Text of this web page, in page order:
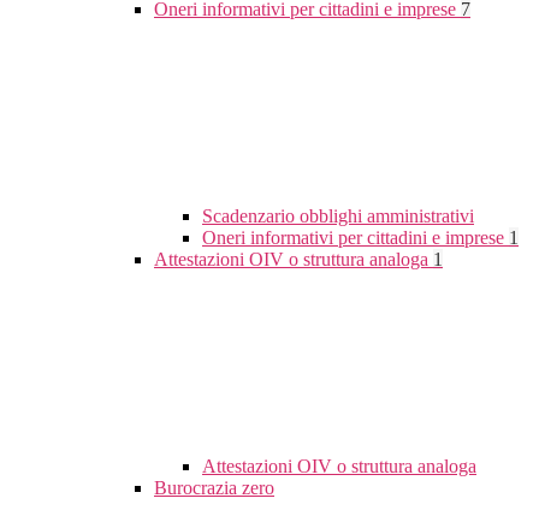
Oneri informativi per cittadini e imprese 7
Scadenzario obblighi amministrativi
Oneri informativi per cittadini e imprese 1
Attestazioni OIV o struttura analoga 1
Attestazioni OIV o struttura analoga
Burocrazia zero